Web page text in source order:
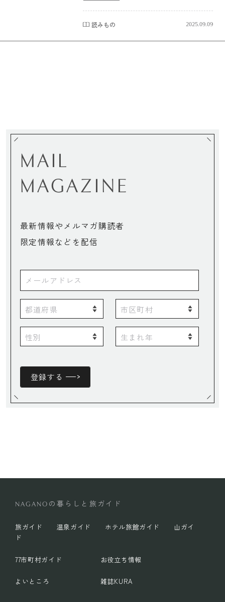
読みもの 2025.09.09
MAIL
MAGAZINE
最新情報やメルマガ購読者
限定情報などを配信
登録する
NAGANO の暮らしと旅ガイド
旅ガイド 温泉ガイド ホテル旅館ガイド
山ガイ
ド
77市町村ガイド お役立ち情報
よいところ 雑誌KURA